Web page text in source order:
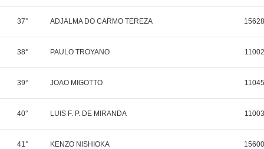
37° ADJALMA DO CARMO TEREZA
38° PAULO TROYANO
39° JOAO MIGOTTO
40° LUIS F. P. DE MIRANDA
41° KENZO NISHIOKA